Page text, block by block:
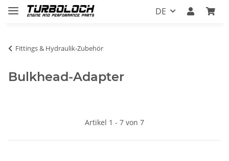
DE
Fittings & Hydraulik-Zubehör
Bulkhead-Adapter
Artikel 1 - 7 von 7